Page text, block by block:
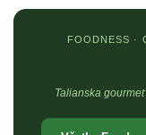
FOODNESS ·
Talianska